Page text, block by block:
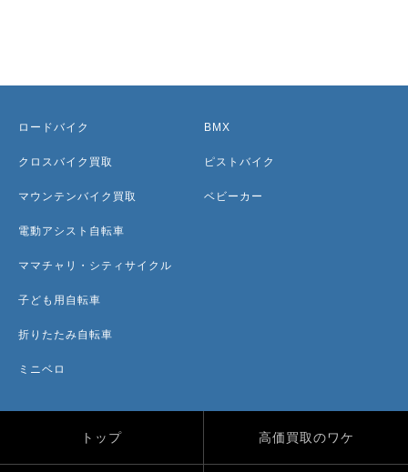
ロードバイク
クロスバイク買取
マウンテンバイク買取
電動アシスト自転車
ママチャリ・シティサイクル
子ども用自転車
折りたたみ自転車
ミニベロ
BMX
ピストバイク
ベビーカー
トップ 高価買取のワケ